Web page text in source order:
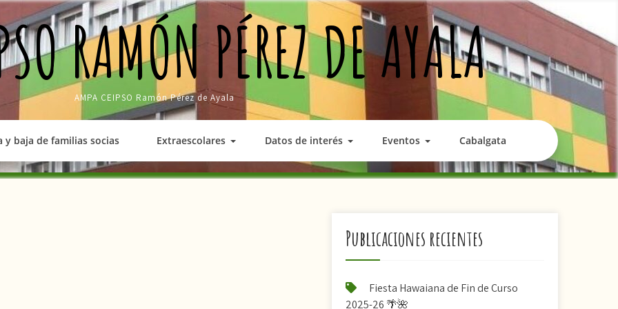
RAMÓN PÉREZ DE AYALA
AMPA CEIPSO Ramón Pérez de Ayala
y baja de familias socias Extraescolares Datos de interés Eventos Cabalgata
Publicaciones recientes
Fiesta Hawaiana de Fin de Curso
2025-26 🌴🌺